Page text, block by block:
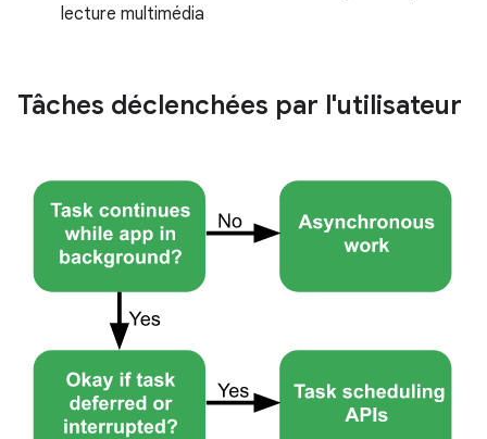
lecture multimédia
Tâches déclenchées par l'utilisateur